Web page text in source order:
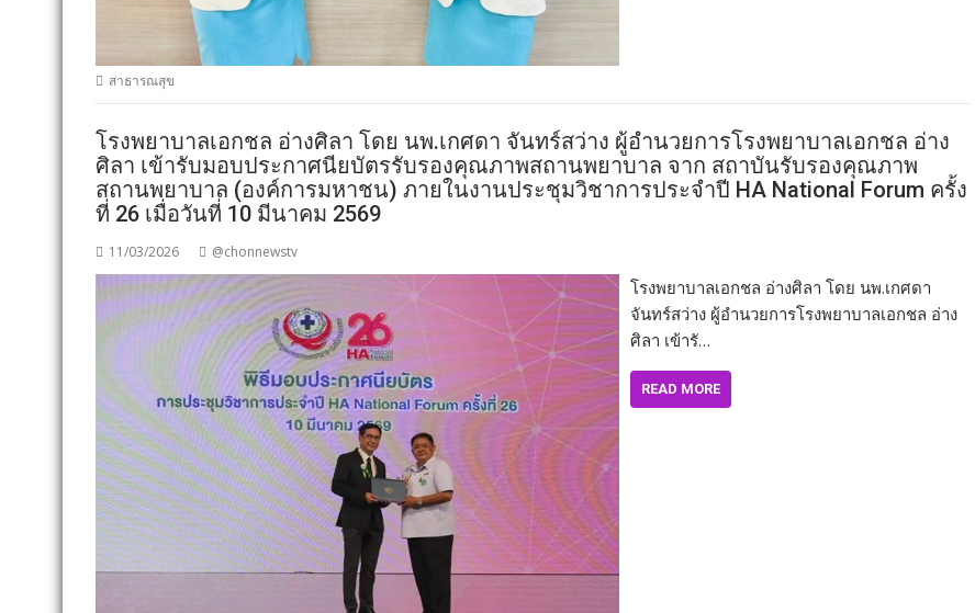
สาธารณสุข
โรงพยาบาลเอกชล อ่างศิลา โดย นพ.เกศดา จันทร์สว่าง ผู้อำนวยการโรงพยาบาลเอกชล อ่าง
ศิลา เข้ารับมอบประกาศนียบัตรรับรองคุณภาพสถานพยาบาล จาก สถาบันรับรองคุณภาพ
สถานพยาบาล (องค์การมหาชน) ภายในงานประชุมวิชาการประจำปี HA National Forum ครั้ง
ที่ 26 เมื่อวันที่ 10 มีนาคม 2569
11/03/2026 @chonnewstv
โรงพยาบาลเอกชล อ่างศิลา โดย นพ.เกศดา
จันทร์สว่าง ผู้อำนวยการโรงพยาบาลเอกชล อ่าง
ศิลา เข้ารั…
READ MORE